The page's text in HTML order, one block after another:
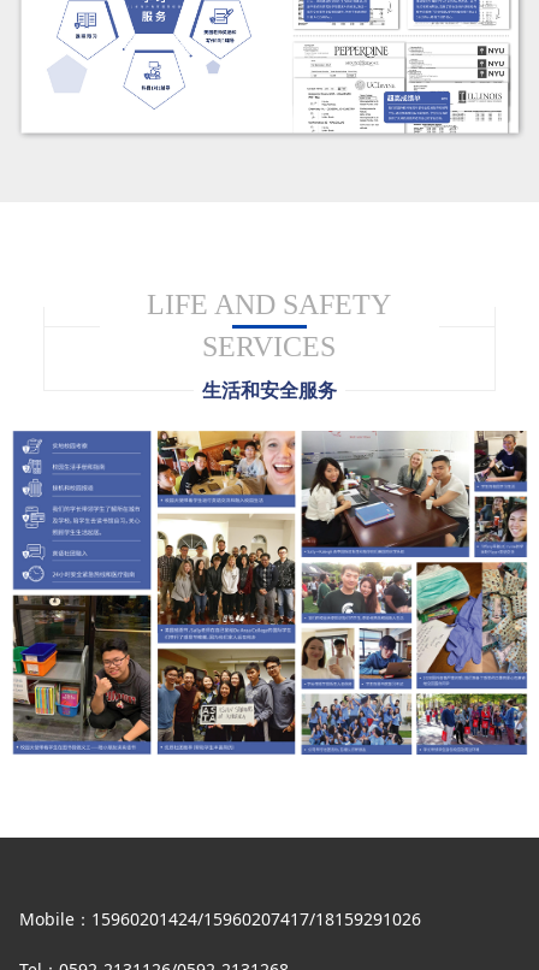
LIFE AND SAFETY
SERVICES
生活和安全服务
Mobile：15960201424/15960207417/18159291026